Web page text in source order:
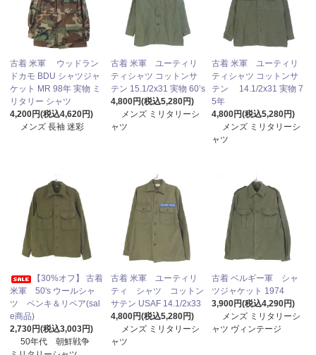
古着 米軍 ウッドラン
ドカモ BDU シャツジャ
ケット MR 98年 実物 ミ
リタリー シャツ
4,200円(税込4,620円)
メンズ 長袖 迷彩
古着 米軍 ユーティリ
ティシャツ コットンサ
テン 15.1/2x31 実物 60’s
4,800円(税込5,280円)
メンズ ミリタリーシ
ャツ
古着 米軍 ユーティリ
ティシャツ コットンサ
テン 14.1/2x31 実物 7
5年
4,800円(税込5,280円)
メンズ ミリタリーシ
ャツ
【30%オフ】 古着
米軍 50's ウールシャ
ツ ペンキ＆リペア(sal
e商品)
2,730円(税込3,003円)
50年代 朝鮮戦争
古着 米軍 ユーティリ
ティ シャツ コットン
サテン USAF 14.1/2x33
4,800円(税込5,280円)
メンズ ミリタリーシ
ャツ
古着 ベルギー軍 シャ
ツジャケット 1974
3,900円(税込4,290円)
メンズ ミリタリーシ
ャツ ヴィンテージ